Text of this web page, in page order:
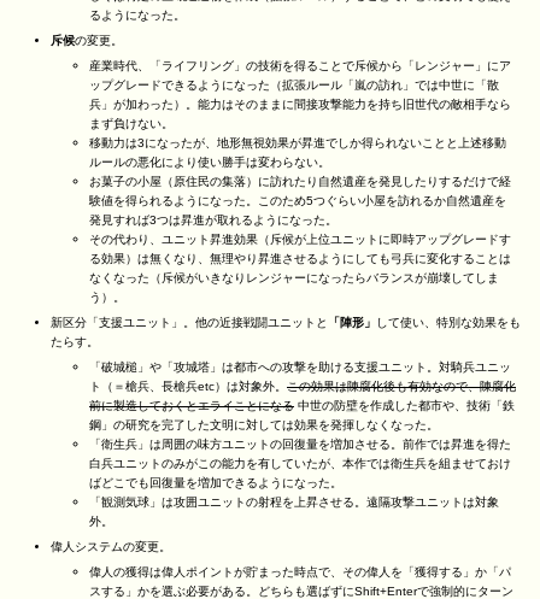
るようになった。
斥候の変更。
産業時代、「ライフリング」の技術を得ることで斥候から「レンジャー」にア
ップグレードできるようになった（拡張ルール「嵐の訪れ」では中世に「散
兵」が加わった）。能力はそのままに間接攻撃能力を持ち旧世代の敵相手なら
まず負けない。
移動力は3になったが、地形無視効果が昇進でしか得られないことと上述移動
ルールの悪化により使い勝手は変わらない。
お菓子の小屋（原住民の集落）に訪れたり自然遺産を発見したりするだけで経
験値を得られるようになった。このため5つぐらい小屋を訪れるか自然遺産を
発見すれば3つは昇進が取れるようになった。
その代わり、ユニット昇進効果（斥候が上位ユニットに即時アップグレードす
る効果）は無くなり、無理やり昇進させるようにしても弓兵に変化することは
なくなった（斥候がいきなりレンジャーになったらバランスが崩壊してしま
う）。
新区分「支援ユニット」。他の近接戦闘ユニットと
「陣形」
して使い、特別な効果をも
たらす。
「破城槌」や「攻城塔」は都市への攻撃を助ける支援ユニット。対騎兵ユニッ
ト（＝槍兵、長槍兵etc）は対象外。 この効果は陳腐化後も有効なので、陳腐化
前に製造しておくとエライことになる 中世の防壁を作成した都市や、技術「鉄
鋼」の研究を完了した文明に対しては効果を発揮しなくなった。
「衛生兵」は周囲の味方ユニットの回復量を増加させる。前作では昇進を得た
白兵ユニットのみがこの能力を有していたが、本作では衛生兵を組ませておけ
ばどこでも回復量を増加できるようになった。
「観測気球」は攻囲ユニットの射程を上昇させる。遠隔攻撃ユニットは対象
外。
偉人システムの変更。
偉人の獲得は偉人ポイントが貯まった時点で、その偉人を「獲得する」か「パ
スする」かを選ぶ必要がある。どちらも選ばずにShift+Enterで強制的にターン